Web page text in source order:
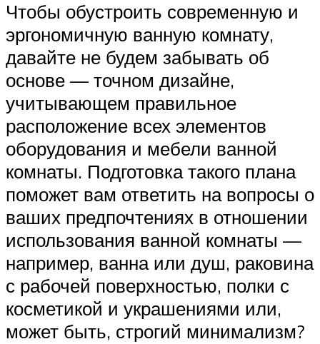
Чтобы обустроить современную и
эргономичную ванную комнату,
давайте не будем забывать об
основе — точном дизайне,
учитывающем правильное
расположение всех элементов
оборудования и мебели ванной
комнаты. Подготовка такого плана
поможет вам ответить на вопросы о
ваших предпочтениях в отношении
использования ванной комнаты —
например, ванна или душ, раковина
с рабочей поверхностью, полки с
косметикой и украшениями или,
может быть, строгий минимализм?